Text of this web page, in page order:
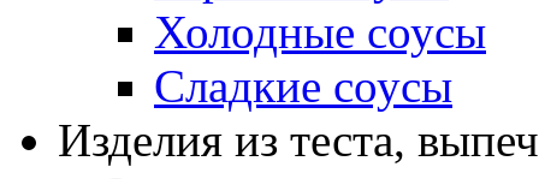
Холодные соусы
Сладкие соусы
Изделия из теста,